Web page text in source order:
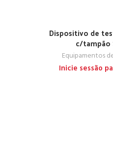
Dispositivo de
c/tampão
Equipamentos
Inicie sessão